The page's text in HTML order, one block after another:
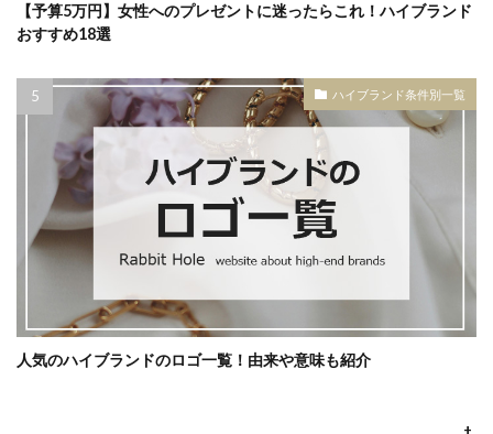
【予算5万円】女性へのプレゼントに迷ったらこれ！ハイブランド
おすすめ18選
ハイブランド条件別一覧
人気のハイブランドのロゴ一覧！由来や意味も紹介
+